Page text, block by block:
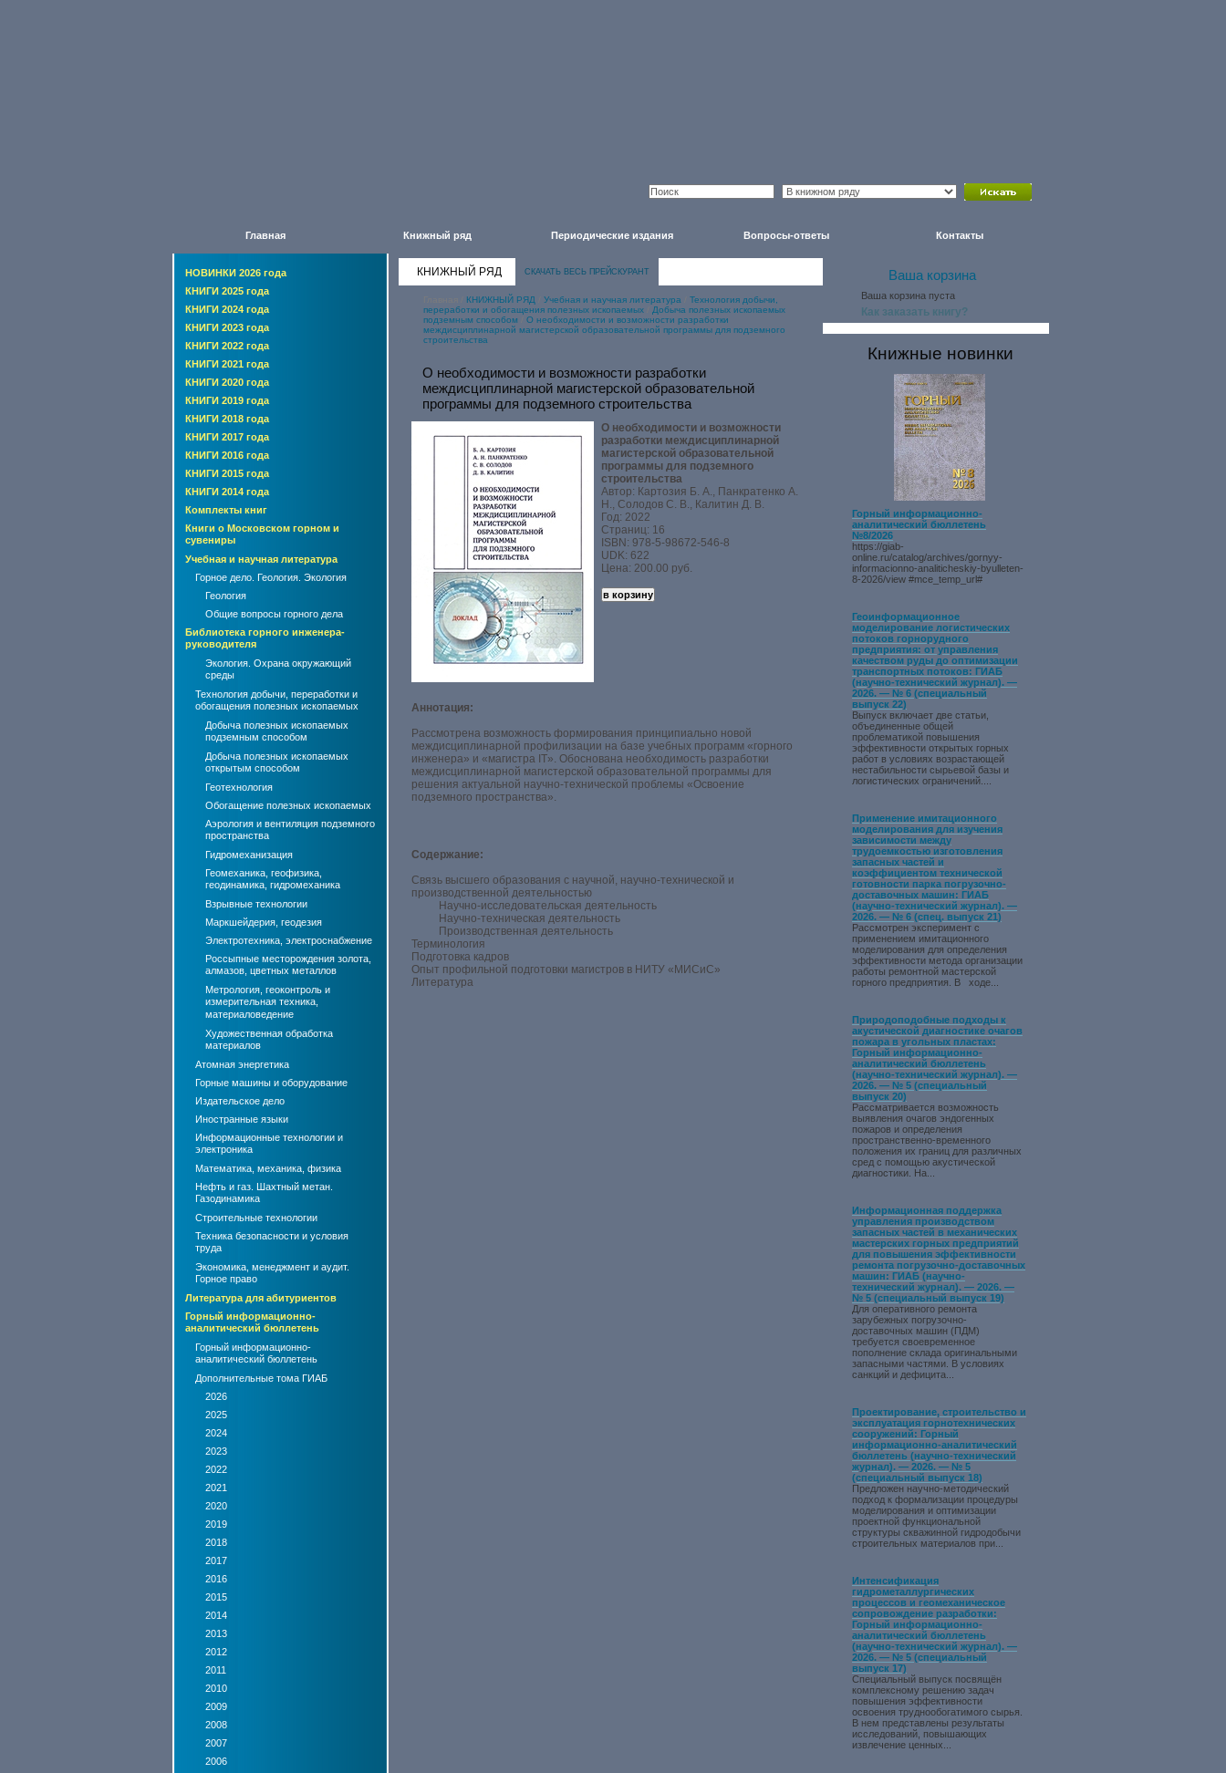
Главная Книжный ряд Периодические издания Вопросы-ответы Контакты
НОВИНКИ 2026 года
КНИГИ 2025 года
КНИГИ 2024 года
КНИГИ 2023 года
КНИГИ 2022 года
КНИГИ 2021 года
КНИГИ 2020 года
КНИГИ 2019 года
КНИГИ 2018 года
КНИГИ 2017 года
КНИГИ 2016 года
КНИГИ 2015 года
КНИГИ 2014 года
Комплекты книг
Книги о Московском горном и
сувениры
Учебная и научная литература
Горное дело. Геология. Экология
Геология
Общие вопросы горного дела
Библиотека горного инженера-
руководителя
Экология. Охрана окружающий
среды
Технология добычи, переработки и
обогащения полезных ископаемых
Добыча полезных ископаемых
подземным способом
Добыча полезных ископаемых
открытым способом
Геотехнология
Обогащение полезных ископаемых
Аэрология и вентиляция подземного
пространства
Гидромеханизация
Геомеханика, геофизика,
геодинамика, гидромеханика
Взрывные технологии
Маркшейдерия, геодезия
Электротехника, электроснабжение
Россыпные месторождения золота,
алмазов, цветных металлов
Метрология, геоконтроль и
измерительная техника,
материаловедение
Художественная обработка
материалов
Атомная энергетика
Горные машины и оборудование
Издательское дело
Иностранные языки
Информационные технологии и
электроника
Математика, механика, физика
Нефть и газ. Шахтный метан.
Газодинамика
Строительные технологии
Техника безопасности и условия
труда
Экономика, менеджмент и аудит.
Горное право
Литература для абитуриентов
Горный информационно-
аналитический бюллетень
Горный информационно-
аналитический бюллетень
Дополнительные тома ГИАБ
2026
2025
2024
2023
2022
2021
2020
2019
2018
2017
2016
2015
2014
2013
2012
2011
2010
2009
2008
2007
2006
КНИЖНЫЙ РЯД СКАЧАТЬ ВЕСЬ ПРЕЙСКУРАНТ
КНИЖНЫЙ РЯД Учебная и научная литература
Технология добычи,
переработки и обогащения полезных ископаемых
Добыча полезных ископаемых
подземным способом
О необходимости и возможности разработки
междисциплинарной магистерской образовательной программы для подземного
строительства
О необходимости и возможности разработки
междисциплинарной магистерской образовательной
программы для подземного строительства
О необходимости и возможности
разработки междисциплинарной
магистерской образовательной
программы для подземного
строительства
Автор: Картозия Б. А., Панкратенко А.
Н., Солодов С. В., Калитин Д. В.
Год: 2022
Страниц: 16
ISBN: 978-5-98672-546-8
UDK: 622
Цена: 200.00 руб.
Аннотация:
Рассмотрена возможность формирования принципиально новой
междисциплинарной профилизации на базе учебных программ «горного
инженера» и «магистра IT». Обоснована необходимость разработки
междисциплинарной магистерской образовательной программы для
решения актуальной научно-технической проблемы «Освоение
подземного пространства».
Содержание:
Связь высшего образования с научной, научно-технической и
производственной деятельностью
Научно-исследовательская деятельность
Научно-техническая деятельность
Производственная деятельность
Терминология
Подготовка кадров
Опыт профильной подготовки магистров в НИТУ «МИСиС»
Литература
Ваша корзина
Ваша корзина пуста
Как заказать книгу?
Книжные новинки
Горный информационно-
аналитический бюллетень
№8/2026
https://giab-
online.ru/catalog/archives/gornyy-
informacionno-analiticheskiy-byulleten-
8-2026/view #mce_temp_url#
Геоинформационное
моделирование логистических
потоков горнорудного
предприятия: от управления
качеством руды до оптимизации
транспортных потоков: ГИАБ
(научно-технический журнал). —
2026. — № 6 (специальный
выпуск 22)
Выпуск включает две статьи,
объединенные общей
проблематикой повышения
эффективности открытых горных
работ в условиях возрастающей
нестабильности сырьевой базы и
логистических ограничений....
Применение имитационного
моделирования для изучения
зависимости между
трудоемкостью изготовления
запасных частей и
коэффициентом технической
готовности парка погрузочно-
доставочных машин: ГИАБ
(научно-технический журнал). —
2026. — № 6 (спец. выпуск 21)
Рассмотрен эксперимент с
применением имитационного
моделирования для определения
эффективности метода организации
работы ремонтной мастерской
горного предприятия. В ходе...
Природоподобные подходы к
акустической диагностике очагов
пожара в угольных пластах:
Горный информационно-
аналитический бюллетень
(научно-технический журнал). —
2026. — № 5 (специальный
выпуск 20)
Рассматривается возможность
выявления очагов эндогенных
пожаров и определения
пространственно-временного
положения их границ для различных
сред с помощью акустической
диагностики. На...
Информационная поддержка
управления производством
запасных частей в механических
мастерских горных предприятий
для повышения эффективности
ремонта погрузочно-доставочных
машин: ГИАБ (научно-
технический журнал). — 2026. —
№ 5 (специальный выпуск 19)
Для оперативного ремонта
зарубежных погрузочно-
доставочных машин (ПДМ)
требуется своевременное
пополнение склада оригинальными
запасными частями. В условиях
санкций и дефицита...
Проектирование, строительство и
эксплуатация горнотехнических
сооружений: Горный
информационно-аналитический
бюллетень (научно-технический
журнал). — 2026. — № 5
(специальный выпуск 18)
Предложен научно-методический
подход к формализации процедуры
моделирования и оптимизации
проектной функциональной
структуры скважинной гидродобычи
строительных материалов при...
Интенсификация
гидрометаллургических
процессов и геомеханическое
сопровождение разработки:
Горный информационно-
аналитический бюллетень
(научно-технический журнал). —
2026. — № 5 (специальный
выпуск 17)
Специальный выпуск посвящён
комплексному решению задач
повышения эффективности
освоения труднообогатимого сырья.
В нем представлены результаты
исследований, повышающих
извлечение ценных...